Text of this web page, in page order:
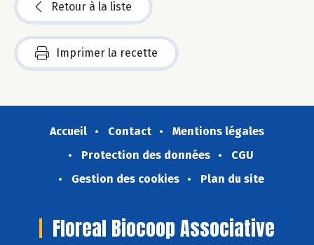
Retour à la liste
Imprimer la recette
Accueil Contact
Mentions légales
Protection des données
CGU
Gestion des cookies
Plan du site
Floreal Biocoop Associative